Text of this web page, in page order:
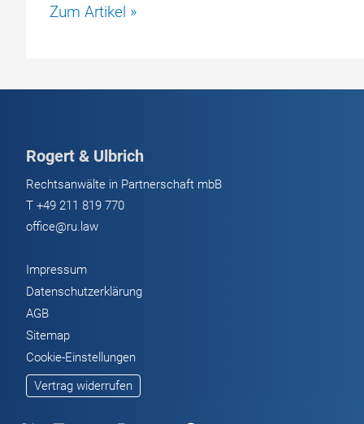
Finanzamt
Was
Investor
wissen
muss
Zum Artikel »
Rogert & Ulbrich
Rechtsanwälte in Partnerschaft mbB
T +49 211 819 770
office@ru.law
Impressum
Datenschutzerklärung
AGB
Sitemap
Cookie-Einstellungen
Vertrag widerrufen